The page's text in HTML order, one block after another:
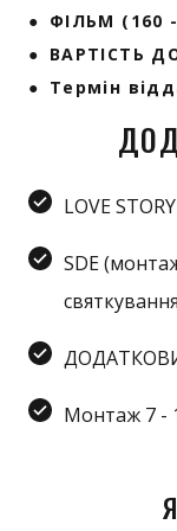
● ФІЛЬМ (160
● ВАРТІСТЬ
● Термін
LOVE
SDE
Монтаж 7 -